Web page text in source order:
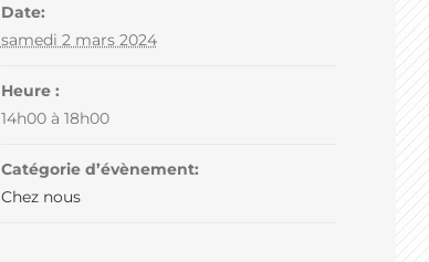
Date:
samedi 2 mars 2024
Heure :
14h00 à 18h00
Catégorie d’évènement:
Chez nous